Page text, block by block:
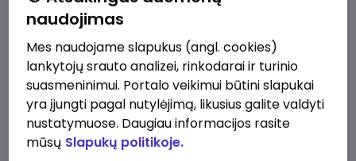
2610 - 3910 €/mėn. Prieš mokesčius
prieš 1 d.
Veiklos užtikrinimo ir atitikties vyr. ekspertas
(-ė) (Kaunas) (Kaunas, LT)
naudojimas
Mes naudojame slapukus (angl. cookies)
lankytojų srauto analizei, rinkodarai ir turinio
suasmeninimui. Portalo veikimui būtini slapukai
yra įjungti pagal nutylėjimą, likusius galite valdyti
nustatymuose. Daugiau informacijos rasite
mūsų Slapukų politikoje.